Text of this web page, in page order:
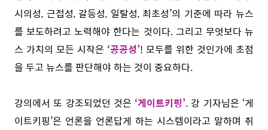
시의성, 근접성, 갈등성, 일탈성, 최초성’의 기준에 따라 뉴스
를 보도하려고 노력해야 한다는 것이다. 그리고 무엇보다 뉴
스 가치의 모든 시작은 ‘공공성’! 모두를 위한 것인가에 초점
을 두고 뉴스를 판단해야 하는 것이 중요하다.
강의에서 또 강조되었던 것은 ‘게이트키핑’. 강 기자님은 ‘게
이트키핑’은 언론을 언론답게 하는 시스템이라고 말하며 취